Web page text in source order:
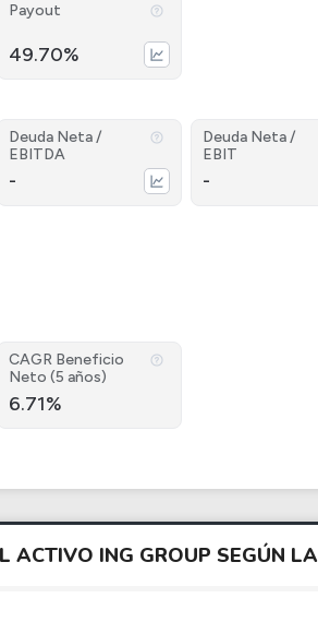
Payout
49.70%
Deuda Neta /
EBITDA
-
Deuda Neta /
EBIT
-
CAGR Beneficio
Neto (5 años)
6.71%
ACTIVO ING GROUP SEGÚN